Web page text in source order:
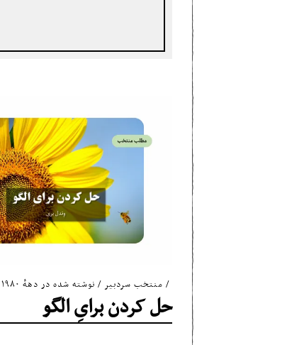
منتخب سردبیر / نوشته شده در دههٔ ۱۹۸۰
حل کردن برایِ الگو